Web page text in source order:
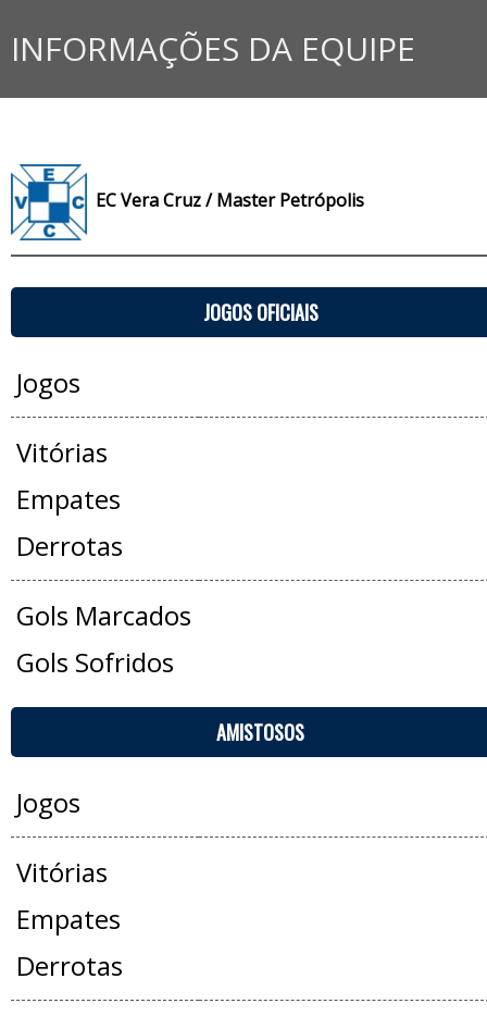
INFORMAÇÕES DA EQUIPE
EC Vera Cruz / Master Petrópolis
JOGOS OFICIAIS
Jogos
Vitórias
Empates
Derrotas
Gols Marcados
Gols Sofridos
AMISTOSOS
Jogos
Vitórias
Empates
Derrotas